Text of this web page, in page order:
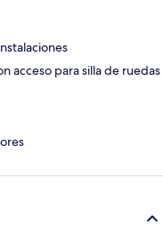
acceso para silla de ruedas